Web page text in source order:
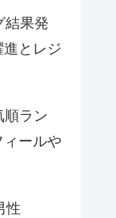
結果発
とレジ
順ラン
ールや
性